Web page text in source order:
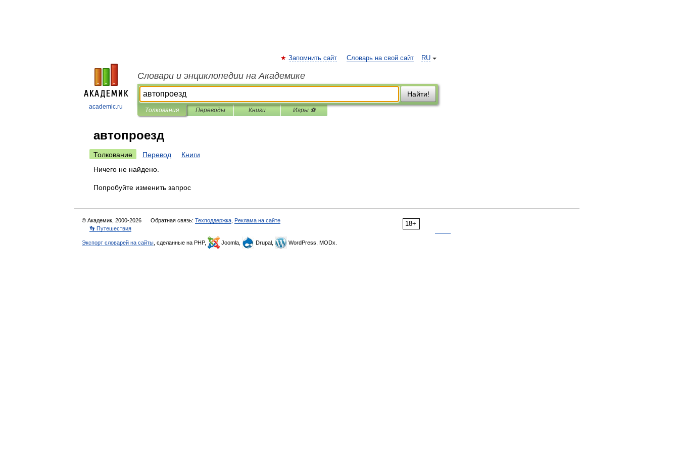
academic.ru
RU
Запомнить сайт Словарь на свой сайт
Словари и энциклопедии на Академике
Найти!
Толкования Переводы Книги Игры ⚽
автопроезд
Толкование Перевод
Книги
Ничего не найдено.
Попробуйте изменить запрос
18+
© Академик, 2000-2026 Обратная связь: Техподдержка Реклама на сайте
👣 Путешествия
Экспорт словарей на сайты , сделанные на PHP, Joomla, Drupal, WordPress, MODx.